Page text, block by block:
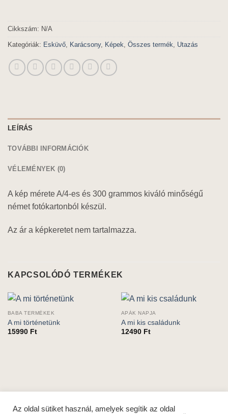
Cikkszám: N/A
Kategóriák: Esküvő Karácsony, Képek Összes termék Utazás
LEÍRÁS
TOVÁBBI INFORMÁCIÓK
VÉLEMÉNYEK (0)
A kép mérete A/4-es és 300 grammos kiváló minőségű
német fotókartonból készül.
Az ár a képkeretet nem tartalmazza.
KAPCSOLÓDÓ TERMÉKEK
BABA TERMÉKEK
A mi történetünk
15990 Ft
APÁK NAPJA
A mi kis családunk
12490 Ft
Az oldal sütiket használ, amelyek segítik az oldal